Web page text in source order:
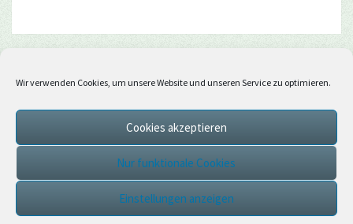
Wir verwenden Cookies, um unsere Website und unseren Service zu optimieren.
Cookies akzeptieren
Nur funktionale Cookies
Einstellungen anzeigen
Stolz präsentiert von WordPress